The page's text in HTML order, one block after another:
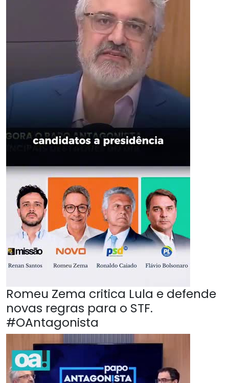
Romeu Zema critica Lula e defende
novas regras para o STF.
#OAntagonista